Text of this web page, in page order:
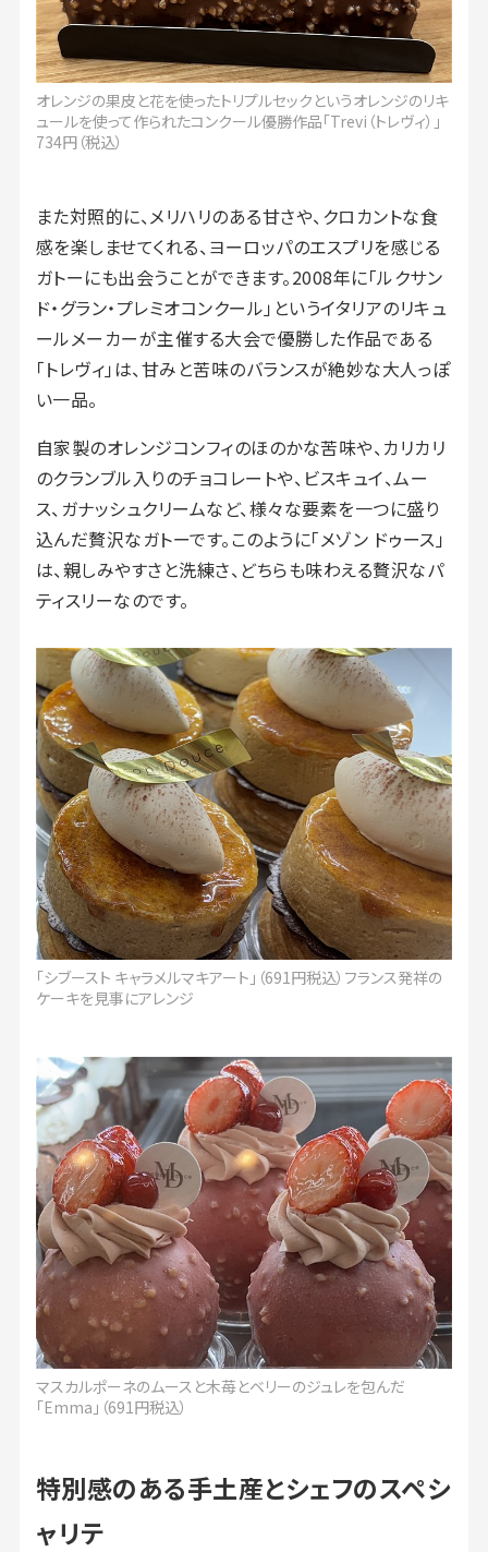
オレンジの果皮と花を使ったトリプルセックというオレンジのリキ
ュールを使って作られたコンクール優勝作品「Trevi（トレヴィ）」
734円（税込）
また対照的に、メリハリのある甘さや、クロカントな食
感を楽しませてくれる、ヨーロッパのエスプリを感じる
ガトーにも出会うことができます。2008年に「ルクサン
ド・グラン・プレミオコンクール」というイタリアのリキュ
ールメーカーが主催する大会で優勝した作品である
「トレヴィ」は、甘みと苦味のバランスが絶妙な大人っぽ
い一品。
自家製のオレンジコンフィのほのかな苦味や、カリカリ
のクランブル入りのチョコレートや、ビスキュイ、ムー
ス、ガナッシュクリームなど、様々な要素を一つに盛り
込んだ贅沢なガトーです。このように「メゾン ドゥース」
は、親しみやすさと洗練さ、どちらも味わえる贅沢なパ
ティスリーなのです。
「シブースト キャラメルマキアート」（691円税込）フランス発祥の
ケーキを見事にアレンジ
マスカルポーネのムースと木苺とベリーのジュレを包んだ
「Emma」（691円税込）
特別感のある手土産とシェフのスペシ
ャリテ